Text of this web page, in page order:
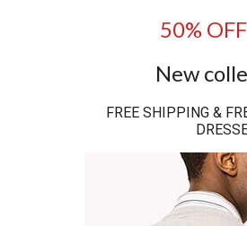
50%
New
FREE SHIPPING &